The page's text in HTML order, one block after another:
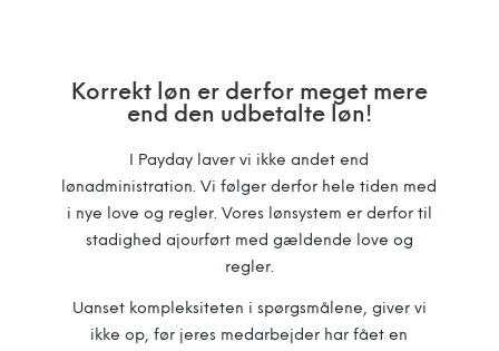
Korrekt løn er derfor meget mere
end den udbetalte løn!​
I Payday laver vi ikke andet end
lønadministration. Vi følger derfor hele tiden med
i nye love og regler. Vores lønsystem er derfor til
stadighed ajourført med gældende love og
regler.
Uanset kompleksiteten i spørgsmålene, giver vi
ikke op, før jeres medarbejder har fået en